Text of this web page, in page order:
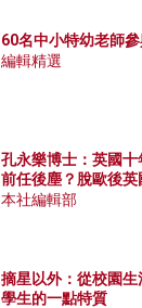
60名中小特幼老師
編輯精選
孔永樂博士：英國
前任後塵？脫歐後英
本社編輯部
摘星以外：從校園
學生的一點特質